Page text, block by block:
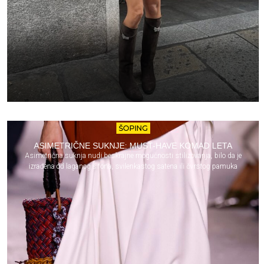
ŠOPING
ASIMETRIČNE SUKNJE: MUST-HAVE KOMAD LETA
Asimetrična suknja nudi beskrajne mogućnosti stilizovanja, bilo da je
izrađena od laganog šifona, svilenkastog satena ili čvrstog pamuka